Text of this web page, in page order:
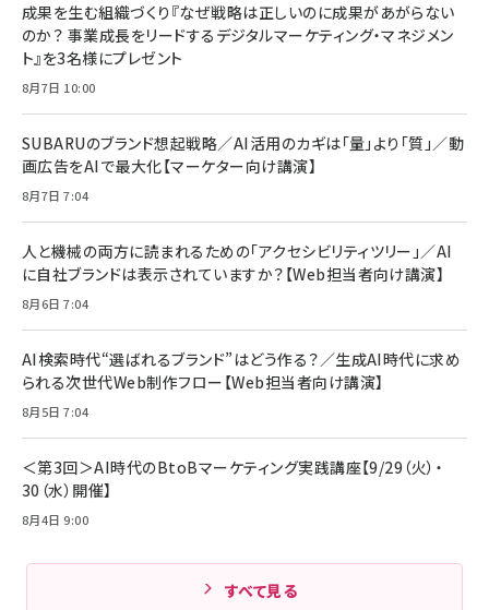
成果を生む組織づくり『なぜ戦略は正しいのに成果があがらない
のか？ 事業成長をリードするデジタルマーケティング・マネジメン
ト』を3名様にプレゼント
8月7日 10:00
SUBARUのブランド想起戦略／AI活用のカギは「量」より「質」／動
画広告をAIで最大化【マーケター向け講演】
8月7日 7:04
人と機械の両方に読まれるための「アクセシビリティツリー」／AI
に自社ブランドは表示されていますか？【Web担当者向け講演】
8月6日 7:04
AI検索時代“選ばれるブランド”はどう作る？／生成AI時代に求め
られる次世代Web制作フロー【Web担当者向け講演】
8月5日 7:04
＜第3回＞AI時代のBtoBマーケティング実践講座【9/29（火）・
30（水）開催】
8月4日 9:00
すべて見る